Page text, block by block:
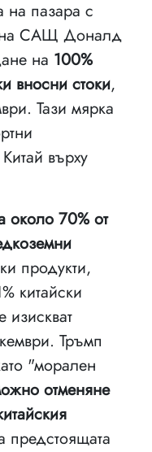
на пазара с
на САЩ Доналд
на 100%
вносни стоки,
Тази мярка
върху
около 70% от
продукти,
китайски
Тръмп
"морален
отменяне